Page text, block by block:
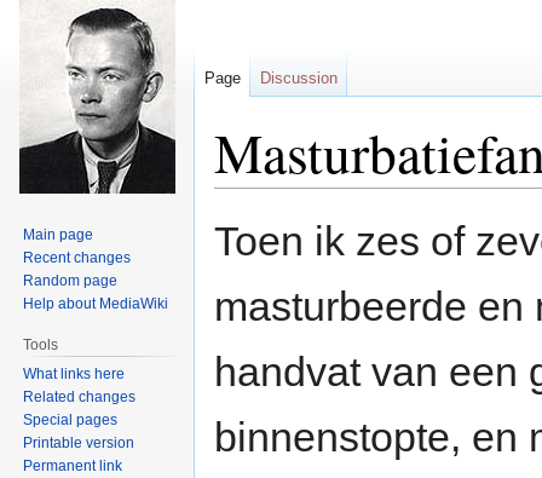
Toen ik zes of
masturbeerde en
handvat van een
binnenstopte, en
Page Discussion
Main page
Recent changes
Random page
Help about MediaWiki
Tools
What links here
Related changes
Special pages
Printable version
Permanent link